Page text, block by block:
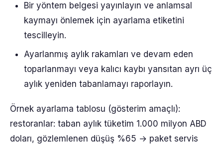
Bir yöntem belgesi yayınlayın ve anlamsal
kaymayı önlemek için ayarlama etiketini
tescilleyin.
Ayarlanmış aylık rakamları ve devam eden
toparlanmayı veya kalıcı kaybı yansıtan ayrı üç
aylık yeniden tabanlamayı raporlayın.
Örnek ayarlama tablosu (gösterim amaçlı):
restoranlar: taban aylık tüketim 1.000 milyon ABD
doları, gözlemlenen düşüş %65 → paket servis